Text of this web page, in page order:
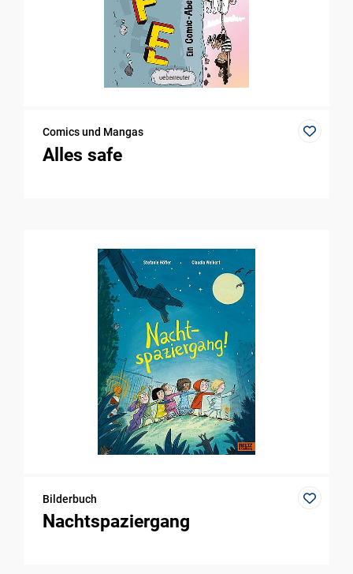
Comics und Mangas
Alles safe
Bilderbuch
Nachtspaziergang